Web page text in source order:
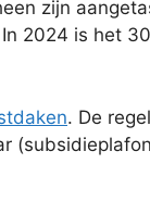
zijn
2024 is het
. De